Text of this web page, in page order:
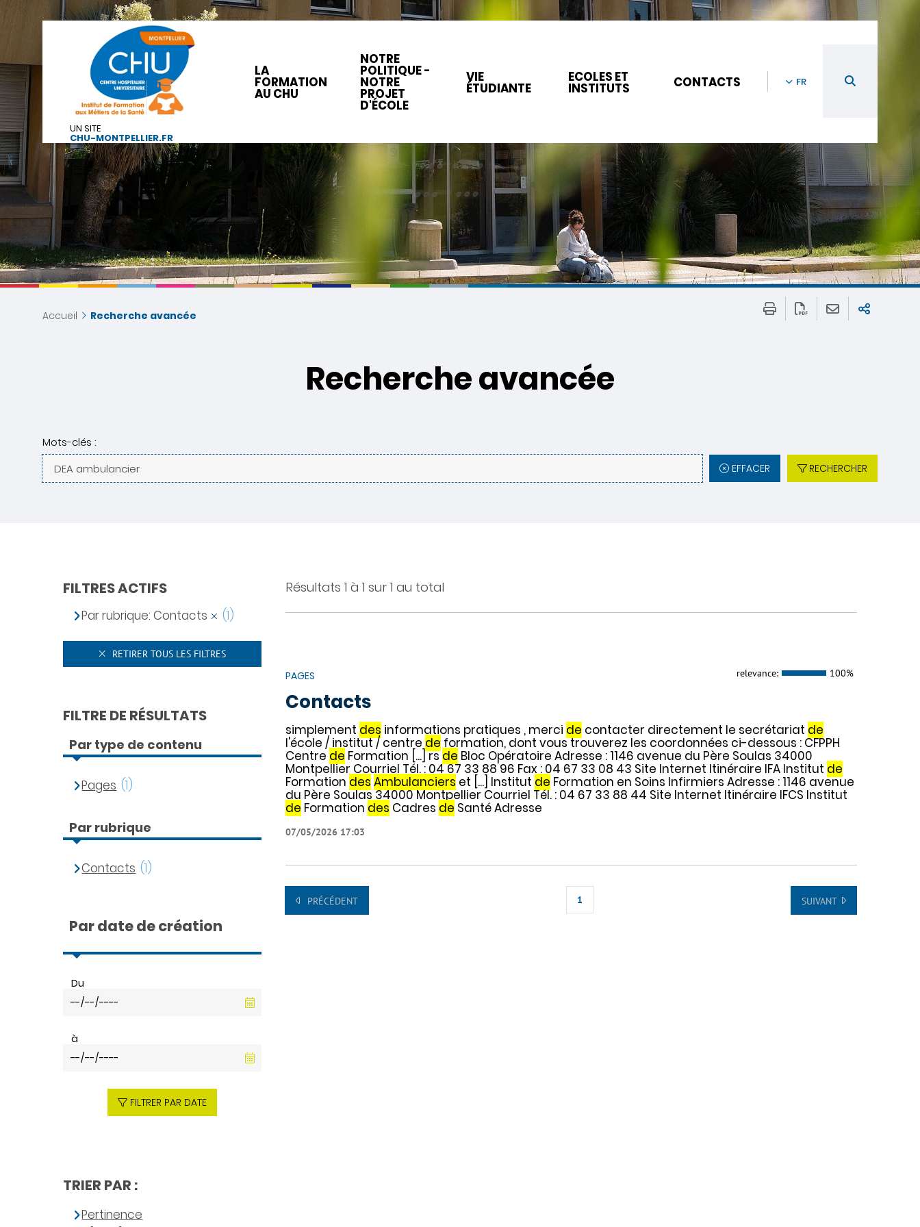
UN SITE
CHU-MONTPELLIER.FR
LA
FORMATION
AU CHU
NOTRE
POLITIQUE -
NOTRE
PROJET
D'ÉCOLE
VIE
ÉTUDIANTE
ECOLES ET
INSTITUTS CONTACTS FR
Accueil Recherche avancée
Recherche avancée
Mots-clés :
EFFACER RECHERCHER
Résultats 1 à 1 sur 1 au total
PAGES relevance: 100%
Contacts
simplement des informations pratiques , merci de contacter directement le secrétariat de
l'école / institut / centre de formation, dont vous trouverez les coordonnées ci-dessous : CFPPH
Centre de Formation [...] rsde Bloc Opératoire Adresse : 1146 avenue du Père Soulas 34000
Montpellier Courriel Tél. : 04 67 33 88 96 Fax : 04 67 33 08 43 Site Internet Itinéraire IFA Institut de
Formation des Ambulanciers et [...] Institut de Formation en Soins Infirmiers Adresse : 1146 avenue
du Père Soulas 34000 Montpellier Courriel Tél. : 04 67 33 88 44 Site Internet Itinéraire IFCS Institut
de Formation des Cadres de Santé Adresse
07/05/2026 17:03
PRÉCÉDENT 1 SUIVANT
FILTRES ACTIFS
Par rubrique: Contacts (1)
RETIRER TOUS LES FILTRES
FILTRE DE RÉSULTATS
Par type de contenu
Pages (1)
Par rubrique
Contacts (1)
Par date de création
Du
à
FILTRER PAR DATE
TRIER PAR :
Pertinence